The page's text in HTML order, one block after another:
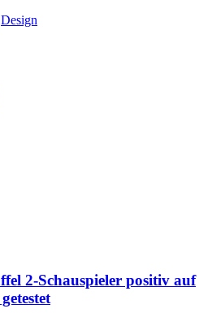
Design
2-Schauspieler positiv auf